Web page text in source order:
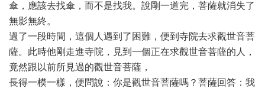
傘，應該去找傘，而不是找我。說剛一道完，菩薩就消失了
無影無終。
過了一段時間，這個人遇到了困難，便到寺院去求觀世音菩
薩。此時他剛走進寺院，見到一個正在求觀世音菩薩的人，
竟然跟以前所見過的觀世音菩薩，
長得一模一樣，便問說：你是觀世音菩薩嗎？菩薩回答：我